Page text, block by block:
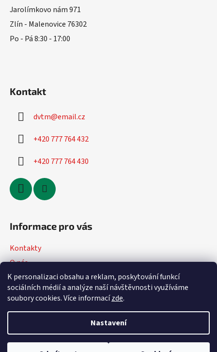
K personalizaci obsahu a reklam, poskytování funkcí
sociálních médií a analýze naší návštěvnosti využíváme
soubory cookies. Více informacízde.
Nastavení
Jarolímkovo nám 971
Zlín - Malenovice 76302
Po - Pá 8:30 - 17:00
Kontakt
dvtm@email.cz
+420 777 764 432
+420 777 764 430
Informace pro vás
Kontakty
O nás
Jak nakupovat
Obchodní podmínky
Vytvořil Shoptet